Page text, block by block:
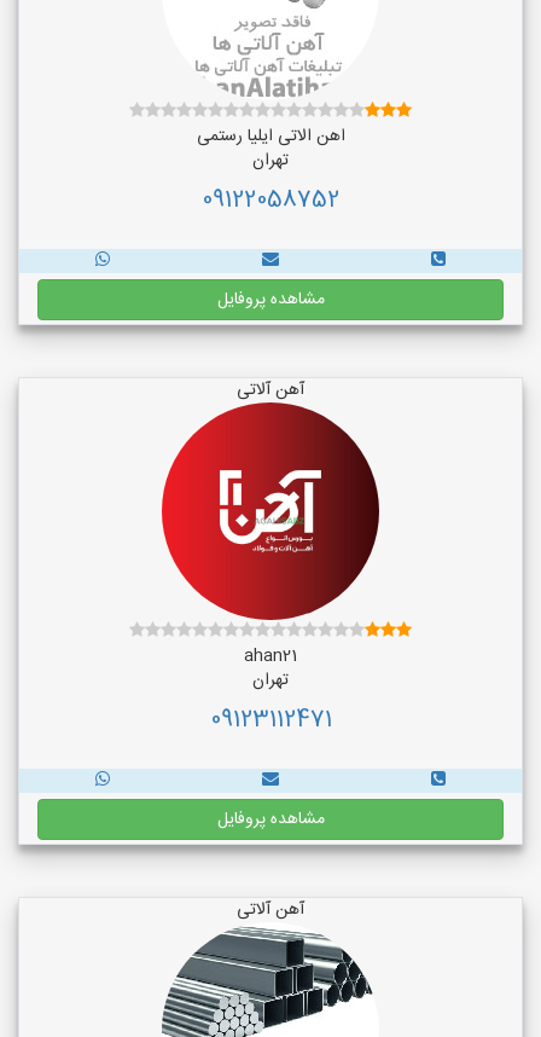
اهن الاتی ایلیا رستمی
تهران
09122058752
مشاهده پروفایل
آهن آلاتی
ahan21
تهران
09123112471
مشاهده پروفایل
آهن آلاتی